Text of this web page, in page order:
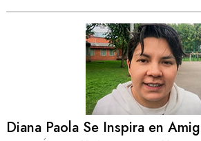
Diana Paola Se Inspira en